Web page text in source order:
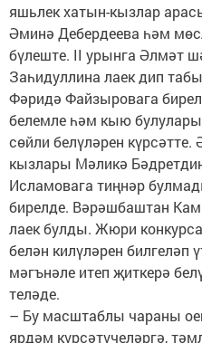
яшьлек хатын-кызлар
Әминә Дебердеева һәм
бүлеште. II урынга Әлмәт
Заһидуллина лаек дип
Фәридә Файзыровага
белемле һәм кыю
сөйли белүләрен
кызлары Мәликә
Исламовага тиңнәр
бирелде. Вәрәшбаштан
лаек булды. Жюри
белән килүләрен билгеләп
мәгънәле итеп җиткерә
теләде.
– Бу масштаблы чараны
ярдәм күрсәтүчеләргә,